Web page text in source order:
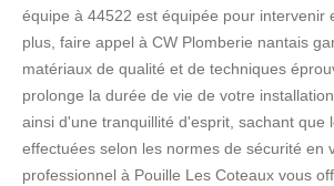
équipe à 44522 est équipée pour intervenir
plus, faire appel à CW Plomberie nantais
matériaux de qualité et de techniques
prolonge la durée de vie de votre
ainsi d'une tranquillité d'esprit, sachant que
effectuées selon les normes de sécurité en
professionnel à Pouille Les Coteaux vous